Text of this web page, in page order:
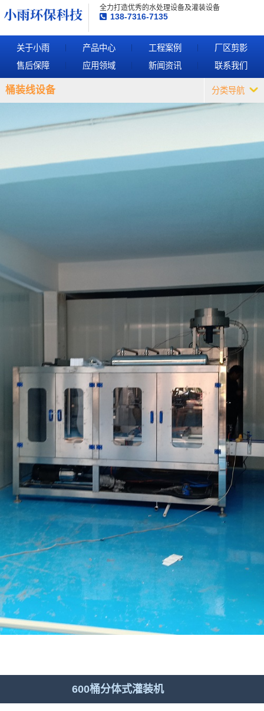
全力打造优秀的水处理设备及灌装设备
138-7316-7135
关于小雨 产品中心 工程案例
厂区剪影
售后保障
应用领域 新闻资讯 联系我们
桶装线设备 分类导航
600桶分体式灌装机